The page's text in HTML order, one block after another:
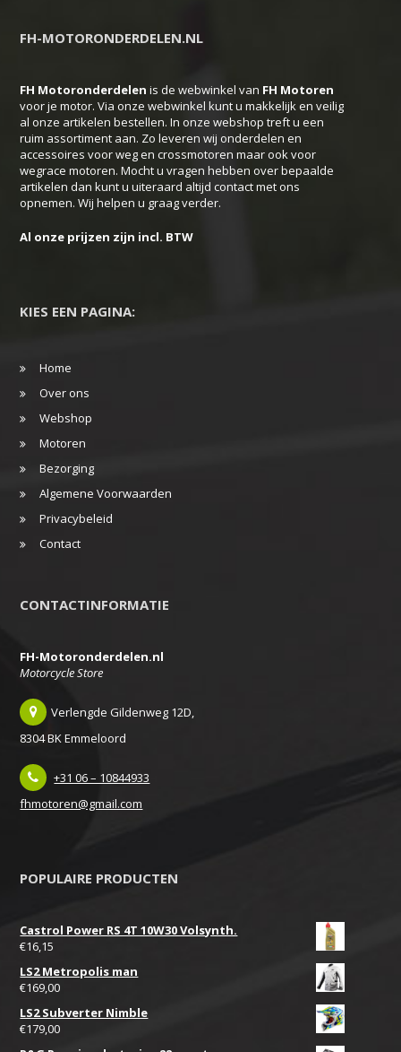
FH-MOTORONDERDELEN.NL
FH Motoronderdelen is de webwinkel van FH Motoren
voor je motor. Via onze webwinkel kunt u makkelijk en veilig
al onze artikelen bestellen. In onze webshop treft u een
ruim assortiment aan. Zo leveren wij onderdelen en
accessoires voor weg en crossmotoren maar ook voor
wegrace motoren. Mocht u vragen hebben over bepaalde
artikelen dan kunt u uiteraard altijd contact met ons
opnemen. Wij helpen u graag verder.
Al onze prijzen zijn incl. BTW
KIES EEN PAGINA:
Home
Over ons
Webshop
Motoren
Bezorging
Algemene Voorwaarden
Privacybeleid
Contact
CONTACTINFORMATIE
FH-Motoronderdelen.nl
Motorcycle Store
Verlengde Gildenweg 12D,
8304 BK Emmeloord
+31 06 – 10844933
fhmotoren@gmail.com
POPULAIRE PRODUCTEN
Castrol Power RS 4T 10W30 Volsynth.
€16,15
LS2 Metropolis man
€169,00
LS2 Subverter Nimble
€179,00